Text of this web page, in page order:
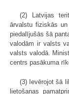
(2) Latvijas
ārvalstu fiziskās
piedalījušās šā
valodām ir valsts
valsts valodā.
centrs pasākuma
(3) Ievērojot šā
lietošanas